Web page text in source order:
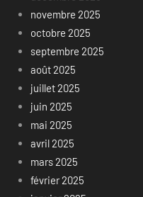
novembre 2025
octobre 2025
septembre 2025
août 2025
juillet 2025
juin 2025
mai 2025
avril 2025
mars 2025
février 2025